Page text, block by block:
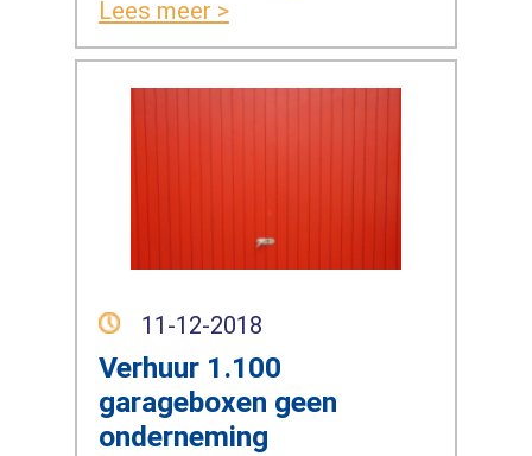
Lees meer >
11-12-2018
Verhuur 1.100
garageboxen geen
onderneming